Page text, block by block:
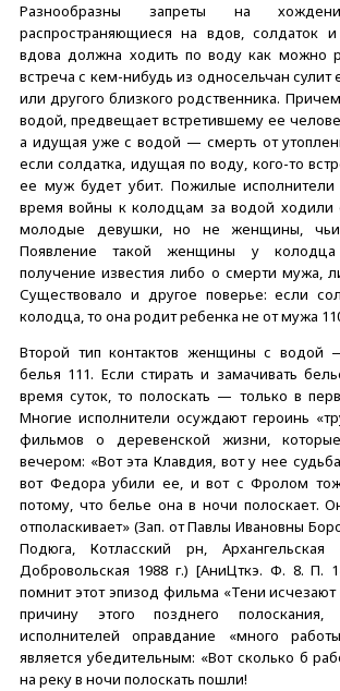
Разнообразны запреты на
распространяющиеся на вдов, солдаток
вдова должна ходить по воду как можно
встреча с кем-нибудь из односельчан сулит
или другого близкого родственника.
водой, предвещает встретившему ее
а идущая уже с водой — смерть от
если солдатка, идущая по воду, кого-то
ее муж будет убит. Пожилые исполнители
время войны к колодцам за водой ходили
молодые девушки, но не женщины, чьи
Появление такой женщины у
получение известия либо о смерти мужа,
Существовало и другое поверье: если
колодца, то она родит ребенка не от мужа
Второй тип контактов женщины с водой
белья 111. Если стирать и замачивать
время суток, то полоскать — только в
Многие исполнители осуждают героинь
фильмов о деревенской жизни,
вечером: «Вот эта Клавдия, вот у нее
вот Федора убили ее, и вот с Фролом
потому, что белье она в ночи полоскает.
отполаскивает» (Зап. от Павлы Ивановны
Подюга, Котласский рн,
Добровольская 1988 г.) [АниЦткэ. Ф. 8. П.
помнит этот эпизод фильма «Тени
причину этого позднего
исполнителей оправдание «много
является убедительным: «Вот сколько б
на реку в ночи полоскать пошли!